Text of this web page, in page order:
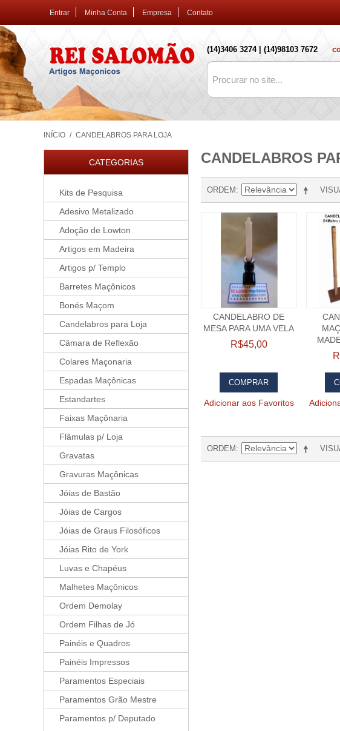
Entrar Minha Conta Empresa Contato
(14)3406 3274 | (14)98103 7672
INÍCIO / CANDELABROS PARA LOJA
CANDELABROS
ORDEM
CANDELABRO DE
MESA PARA UMA VELA
R$45,00
COMPRAR
Adicionar aos Favoritos
ORDEM
CATEGORIAS
Kits de Pesquisa
Adesivo Metalizado
Adoção de Lowton
Artigos em Madeira
Artigos p/ Templo
Barretes Maçônicos
Bonés Maçom
Candelabros para Loja
Câmara de Reflexão
Colares Maçonaria
Espadas Maçônicas
Estandartes
Faixas Maçônaria
Flâmulas p/ Loja
Gravatas
Gravuras Maçônicas
Jóias de Bastão
Jóias de Cargos
Jóias de Graus Filosóficos
Jóias Rito de York
Luvas e Chapéus
Malhetes Maçônicos
Ordem Demolay
Ordem Filhas de Jó
Painéis e Quadros
Painéis Impressos
Paramentos Especiais
Paramentos Grão Mestre
Paramentos p/ Deputado